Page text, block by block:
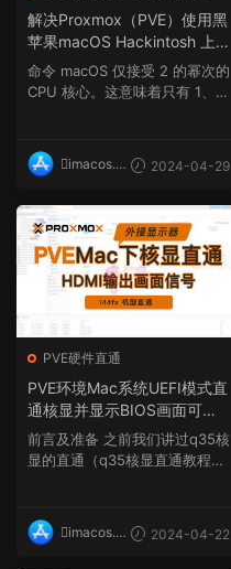
解决Proxmox（PVE）使用黑
苹果macOS Hackintosh 上
高 CPU 使用率问题
命令 macOS 仅接受 2 的幂次的
CPU 核心。这意味着只有 1、
imacos.t
2024-04-29
PVE硬件直通
PVE环境Mac系统UEFI模式直
通核显并显示BIOS画面可以
外接显示器输出画面（i44fx
机型）
前言及准备 之前我们讲过q35核
显的直通（q35核显直通教程ht
imacos.t
2024-04-22